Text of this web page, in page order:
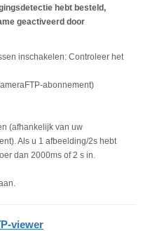
hebt besteld,
geactiveerd door
inschakelen: Controleer het
abonnement)
(afhankelijk van uw
Als u 1 afbeelding/2s hebt
dan 2000ms of 2 s in.
viewer